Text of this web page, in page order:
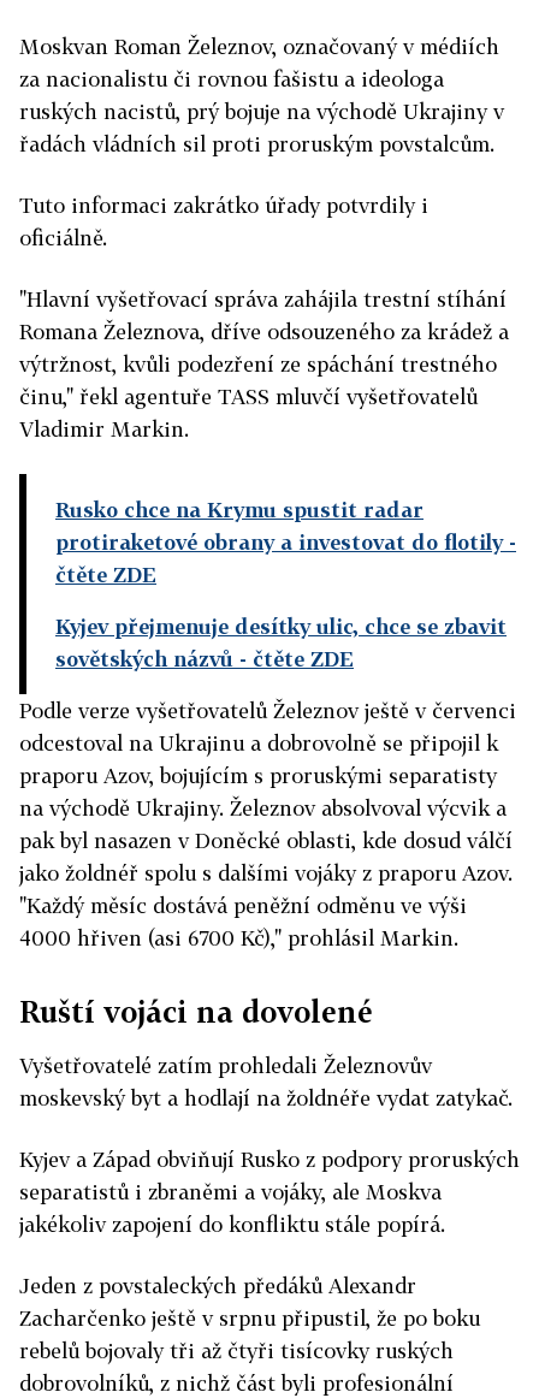
Moskvan Roman Železnov, označovaný v médiích
za nacionalistu či rovnou fašistu a ideologa
ruských nacistů, prý bojuje na východě Ukrajiny v
řadách vládních sil proti proruským povstalcům.
Tuto informaci zakrátko úřady potvrdily i
oficiálně.
"Hlavní vyšetřovací správa zahájila trestní stíhání
Romana Železnova, dříve odsouzeného za krádež a
výtržnost, kvůli podezření ze spáchání trestného
činu," řekl agentuře TASS mluvčí vyšetřovatelů
Vladimir Markin.
Rusko chce na Krymu spustit radar
protiraketové obrany a investovat do flotily-
čtěte ZDE
Kyjev přejmenuje desítky ulic, chce se zbavit
sovětských názvů - čtěte ZDE
Podle verze vyšetřovatelů Železnov ještě v červenci
odcestoval na Ukrajinu a dobrovolně se připojil k
praporu Azov, bojujícím s proruskými separatisty
na východě Ukrajiny. Železnov absolvoval výcvik a
pak byl nasazen v Doněcké oblasti, kde dosud válčí
jako žoldnéř spolu s dalšími vojáky z praporu Azov.
"Každý měsíc dostává peněžní odměnu ve výši
4000 hřiven (asi 6700 Kč)," prohlásil Markin.
Ruští vojáci na dovolené
Vyšetřovatelé zatím prohledali Železnovův
moskevský byt a hodlají na žoldnéře vydat zatykač.
Kyjev a Západ obviňují Rusko z podpory proruských
separatistů i zbraněmi a vojáky, ale Moskva
jakékoliv zapojení do konfliktu stále popírá.
Jeden z povstaleckých předáků Alexandr
Zacharčenko ještě v srpnu připustil, že po boku
rebelů bojovaly tři až čtyři tisícovky ruských
dobrovolníků, z nichž část byli profesionální